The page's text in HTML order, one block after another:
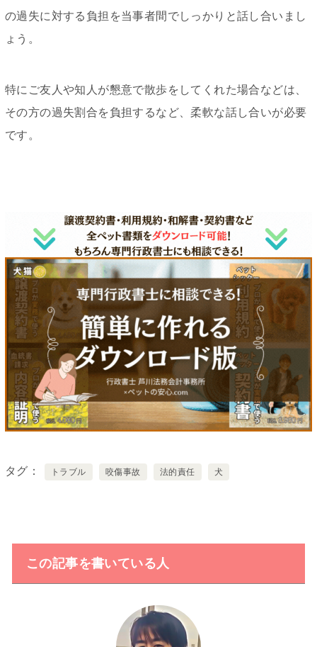
の過失に対する負担を当事者間でしっかりと話し合いまし
ょう。
特にご友人や知人が懇意で散歩をしてくれた場合などは、
その方の過失割合を負担するなど、柔軟な話し合いが必要
です。
タグ トラブル 咬傷事故 法的責任 犬
この記事を書いている人